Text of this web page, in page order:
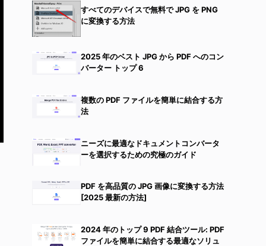
すべてのデバイスで無料で JPG を PNG
に変換する方法
2025 年のベスト JPG から PDF へのコン
バーター トップ 6
複数の PDF ファイルを簡単に結合する方
法
ニーズに最適なドキュメントコンバータ
ーを選択するための究極のガイド
PDF を高品質の JPG 画像に変換する方法
[2025 最新の方法]
2024 年のトップ 9 PDF 結合ツール: PDF
ファイルを簡単に結合する最適なソリュ